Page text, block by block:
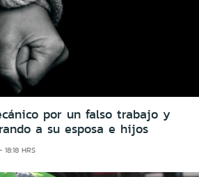
por un falso trabajo y
a su esposa e hijos
HRS